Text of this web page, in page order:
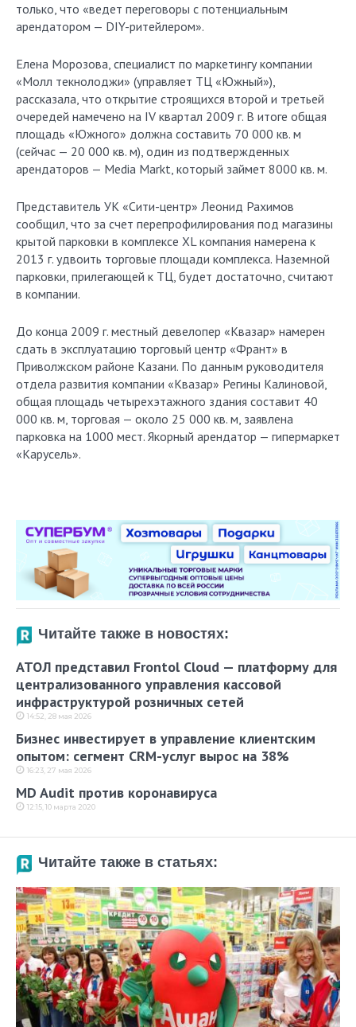
только, что «ведет переговоры с потенциальным
арендатором — DIY-ритейлером».
Елена Морозова, специалист по маркетингу компании
«Молл текнолоджи» (управляет ТЦ «Южный»),
рассказала, что открытие строящихся второй и третьей
очередей намечено на IV квартал 2009 г. В итоге общая
площадь «Южного» должна составить 70 000 кв. м
(сейчас — 20 000 кв. м), один из подтвержденных
арендаторов — Media Markt, который займет 8000 кв. м.
Представитель УК «Сити-центр» Леонид Рахимов
сообщил, что за счет перепрофилирования под магазины
крытой парковки в комплексе XL компания намерена к
2013 г. удвоить торговые площади комплекса. Наземной
парковки, прилегающей к ТЦ, будет достаточно, считают
в компании.
До конца 2009 г. местный девелопер «Квазар» намерен
сдать в эксплуатацию торговый центр «Франт» в
Приволжском районе Казани. По данным руководителя
отдела развития компании «Квазар» Регины Калиновой,
общая площадь четырехэтажного здания составит 40
000 кв. м, торговая — около 25 000 кв. м, заявлена
парковка на 1000 мест. Якорный арендатор — гипермаркет
«Карусель».
Читайте также в новостях:
АТОЛ представил Frontol Cloud — платформу для
централизованного управления кассовой
инфраструктурой розничных сетей
14:52, 28 мая 2026
Бизнес инвестирует в управление клиентским
опытом: сегмент CRM-услуг вырос на 38%
16:23, 27 мая 2026
MD Audit против коронавируса
12:15, 10 марта 2020
Читайте также в статьях: